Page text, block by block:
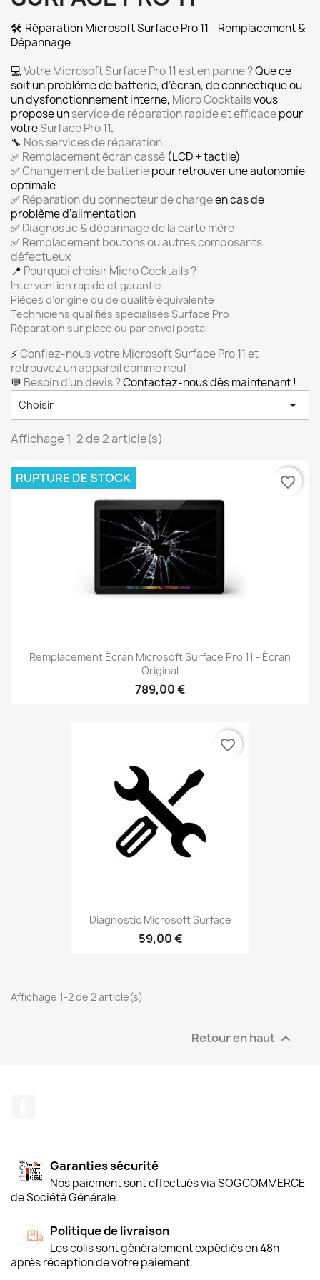
🛠️ Réparation Microsoft Surface Pro 11 - Remplacement &
Dépannage
💻Votre Microsoft Surface Pro 11 est en panne ?Que ce
soit un problème de batterie, d’écran, de connectique ou
un dysfonctionnement interne, Micro Cocktailsvous
propose unservice de réparation rapide et efficacepour
votreSurface Pro 11.
🔧 Nos services de réparation :
✅Remplacement écran cassé (LCD + tactile)
✅Changement de batteriepour retrouver une autonomie
optimale
✅Réparation du connecteur de chargeen cas de
problème d’alimentation
✅Diagnostic & dépannage de la carte mère
✅Remplacement boutons ou autres composants
défectueux
📍 Pourquoi choisir Micro Cocktails ?
Intervention rapide et garantie
Pièces d’origine ou de qualité équivalente
Techniciens qualifiés spécialisés Surface Pro
Réparation sur place ou par envoi postal
⚡Confiez-nous votre Microsoft Surface Pro 11 et
retrouvez un appareil comme neuf !
💬 Besoin d’un devis ?Contactez-nous dès maintenant !
Choisir 
Affichage 1-2 de 2 article(s)
Remplacement Écran Microsoft Surface Pro 11 - Écran
Original
789,00 €
RUPTURE DE STOCK favorite_border
Diagnostic Microsoft Surface
59,00 €
favorite_border
Affichage 1-2 de 2 article(s)
Retour en haut 
Garanties sécurité
Nos paiement sont effectués via SOGCOMMERCE
de Société Générale.
Politique de livraison
Les colis sont généralement expédiés en 48h
après réception de votre paiement.